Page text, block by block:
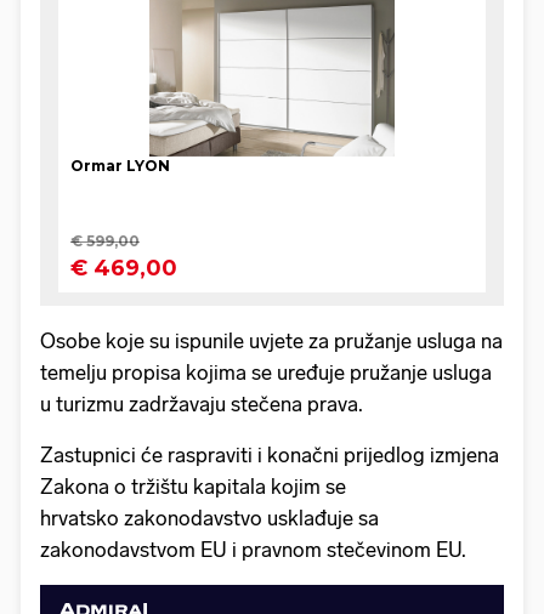
Osobe koje su ispunile uvjete za pružanje usluga na
temelju propisa kojima se uređuje pružanje usluga
u turizmu zadržavaju stečena prava.
Zastupnici će raspraviti i konačni prijedlog izmjena
Zakona o tržištu kapitala kojim se
hrvatsko zakonodavstvo usklađuje sa
zakonodavstvom EU i pravnom stečevinom EU.